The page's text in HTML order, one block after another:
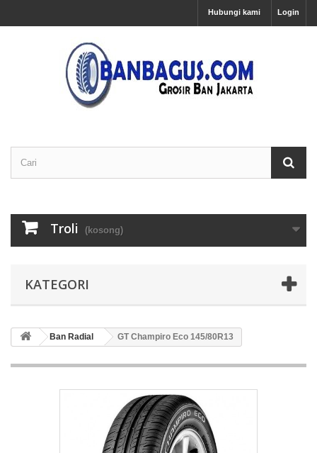
Login
Hubungi kami
Troli (kosong)
KATEGORI
Ban Radial GT Champiro Eco 145/80R13